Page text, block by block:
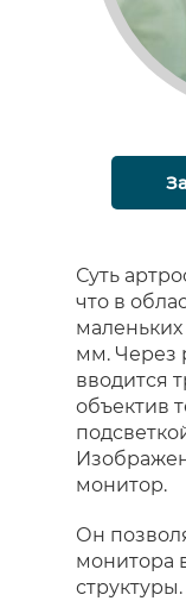
Суть
что в
мм. Через
вводится
объектив
монитор.
Он
монитора